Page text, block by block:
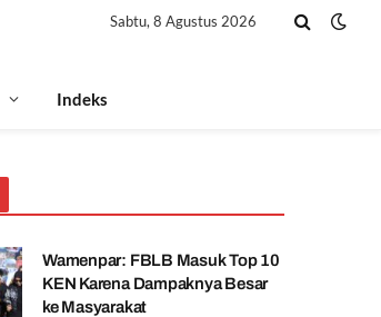
Sabtu, 8 Agustus 2026
Indeks
Wamenpar: FBLB Masuk Top 10
KEN Karena Dampaknya Besar
ke Masyarakat